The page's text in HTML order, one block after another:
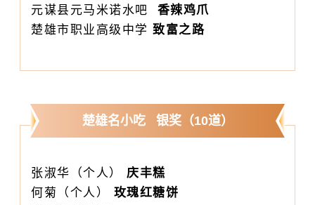
元谋县元马米诺水吧 香辣鸡爪
楚雄市职业高级中学 致富之路
楚雄名小吃 银奖（10道）
张淑华（个人） 庆丰糕
何菊（个人） 玫瑰红糖饼